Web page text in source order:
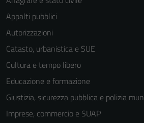
Appalti pubblici
Autorizzazioni
Catasto, urbanistica e SUE
Cultura e tempo libero
Educazione e formazione
Giustizia, sicurezza pubblica e polizia
Imprese, commercio e SUAP